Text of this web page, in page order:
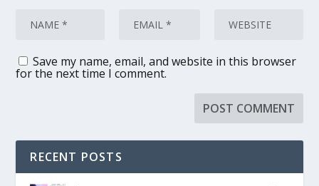
Save my name, email, and website in this browser
for the next time I comment.
RECENT POSTS